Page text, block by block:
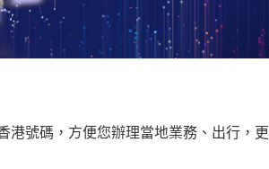
港號碼，方便您辦理當地業務、出行，